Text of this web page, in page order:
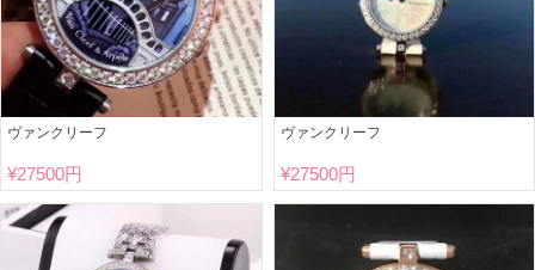
ヴァンクリーフ
¥27500円
ヴァンクリーフ
¥27500円